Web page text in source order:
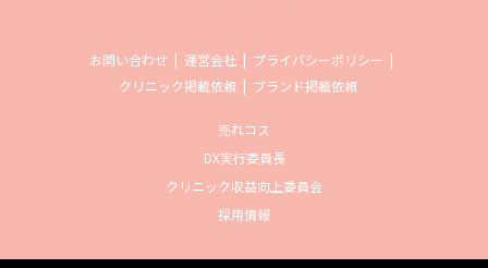
お問い合わせ 運営会社
プライバシーポリシー
クリニック掲載依頼
ブランド掲載依頼
売れコス
DX実行委員長
クリニック収益向上委員会
採用情報